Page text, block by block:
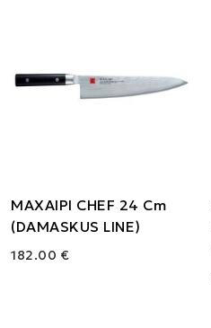
ΜΑΧΑΙΡΙ CHEF 24 Cm
(DAMASKUS LINE)
182.00 €